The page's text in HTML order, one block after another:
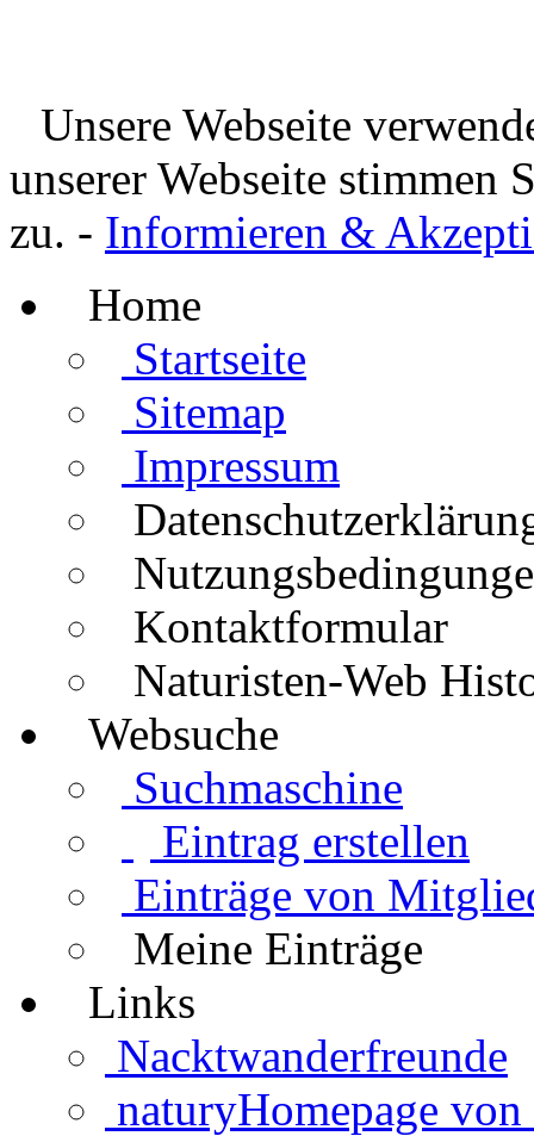
Unsere Webseite
unserer Webseite stimmen
zu. - Informieren &
Home
Startseite
Sitemap
Impressum
Kontaktformular
Naturisten-Web
Websuche
Suchmaschine
Eintrag erstellen
Einträge von
Meine Einträge
Links
Nacktwanderfreunde
naturyHomepage